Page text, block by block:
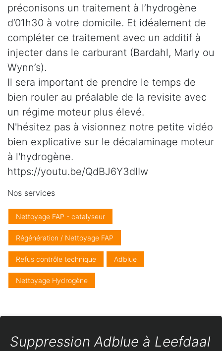
préconisons un traitement à l’hydrogène
d’01h30 à votre domicile. Et idéalement de
compléter ce traitement avec un additif à
injecter dans le carburant (Bardahl, Marly ou
Wynn’s).
Il sera important de prendre le temps de
bien rouler au préalable de la revisite avec
un régime moteur plus élevé.
N'hésitez pas à visionnez notre petite vidéo
bien explicative sur le décalaminage moteur
à l'hydrogène.
https://youtu.be/QdBJ6Y3dlIw
Nos services
Nettoyage FAP - catalyseur
Régénération / Nettoyage FAP
Refus contrôle technique Adblue
Nettoyage Hydrogène
Suppression Adblue à Leefdaal